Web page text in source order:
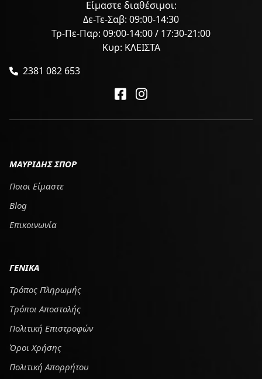
Είμαστε διαθέσιμοι:
Δε-Τε-Σαβ: 09:00-14:30
Τρ-Πε-Παρ: 09:00-14:00 / 17:30-21:00
Κυρ: ΚΛΕΙΣΤΑ
2381 082 653
ΜΑΥΡΙΔΗΣ ΣΠΟΡ
Ποιοι Είμαστε
Blog
Επικοινωνία
ΓΕΝΙΚΑ
Τρόπος Πληρωμής
Tρόποι Αποστολής
Πολιτική Επιστροφών
Όροι Χρήσης
Πολιτική Απορρήτου